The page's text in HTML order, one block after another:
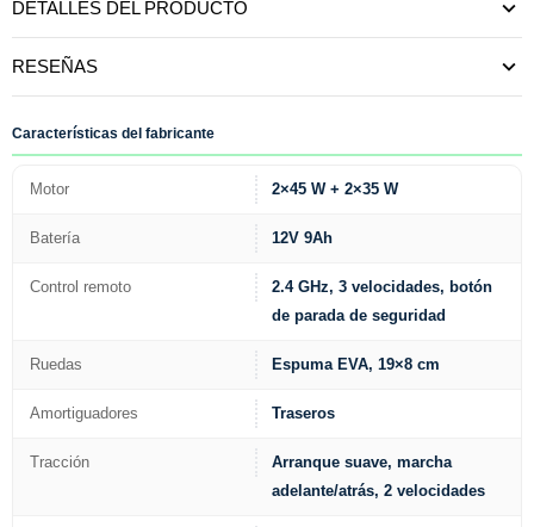
DETALLES DEL PRODUCTO
RESEÑAS
Características del fabricante
Motor 2×45 W + 2×35 W
Batería 12V 9Ah
Control remoto
2.4 GHz, 3 velocidades, botón
de parada de seguridad
Ruedas Espuma EVA, 19×8 cm
Amortiguadores Traseros
Tracción
Arranque suave, marcha
adelante/atrás, 2 velocidades